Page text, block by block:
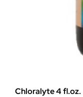
Chloralyte 4 fl.oz.